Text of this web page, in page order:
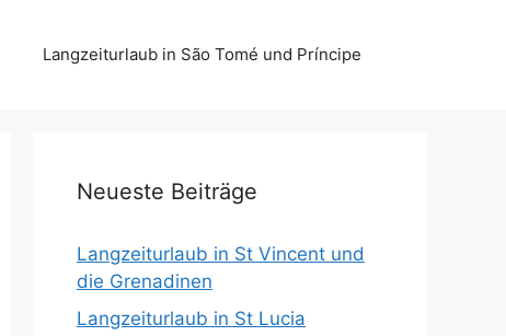
Langzeiturlaub in São Tomé und Príncipe
Neueste Beiträge
Langzeiturlaub in St Vincent und
die Grenadinen
Langzeiturlaub in St Lucia